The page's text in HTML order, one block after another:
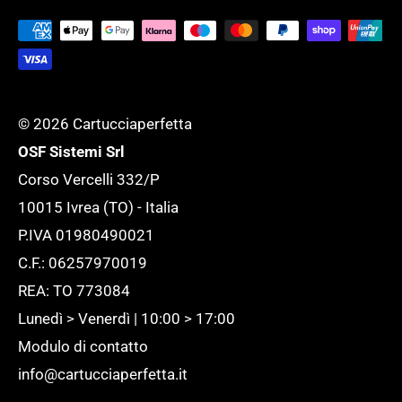
esigenza.
Tutte le novità
© 2026 Cartucciaperfetta
OSF Sistemi Srl
Corso Vercelli 332/P
10015 Ivrea (TO) - Italia
P.IVA 01980490021
C.F.: 06257970019
REA: TO 773084
Lunedì > Venerdì | 10:00 > 17:00
Modulo di contatto
info@cartucciaperfetta.it